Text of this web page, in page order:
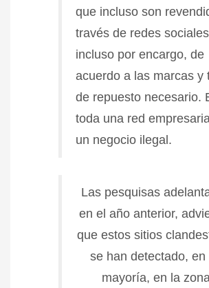
que incluso son
través de redes
incluso por encargo, de
acuerdo a las marcas y
de repuesto necesario.
toda una red
un negocio ilegal.
Las pesquisas
en el año anterior,
que estos sitios
se han detectado, en
mayoría, en la zona